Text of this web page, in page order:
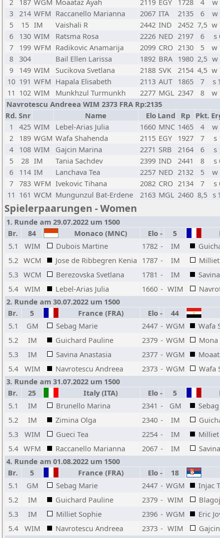
2
187 WGM Moaataz Ayah 2119 EGY 1728 4
w
3 214 WFM Raccanello Marianna 2067 ITA 2135 6
w
5
15 IM Vaishali R 2442 IND 2452 7,5 w
6
130 WIM Ratsma Rosa 2226 NED 2197 6
s
7
199 WFM Radikovic Anamarija 2099 CRO 2130 5
w
8 304 Bail Ellen Larissa 1892 BRA 1980 2,5 w
9
149 WIM Sucikova Svetlana 2188 SVK 2154 4,5 w
10 191 WFM Hapala Elisabeth 2113 AUT 1865 7
s
11 102 WIM Munkhzul Turmunkh 2277 MGL 2347 8
w
Navrotescu Andreea WIM 2373 FRA Rp:2135
Rd. Snr Name Elo Land Rp Pkt.
1
425 WIM Lebel-Arias Julia 1660 MNC 1465 4
w
2
189 WGM Wafa Shahenda 2115 EGY 1927 7
s
4
108 WIM Gajcin Marina 2271 SRB 2164 6
s
5
28 IM Tania Sachdev 2399 IND 2441 8
s
6
114 IM Lanchava Tea 2257 NED 2132 5
w
7 783 WFM Ivekovic Tihana 2082 CRO 2134 7
s
11 161 WCM Mungunzul Bat-Erdene 2163 MGL 2460 8,5 s
Spielerpaarungen - Women
1. Runde am 29.07.2022 um 1500
Br.
84 Monaco (MNC) Elo - 5
5.1
WIM Dubois Martine 1782 - IM
5.2 WCM Jose de Ribbegren Kenia 1787 - IM
5.3 WCM Berezovska Svetlana 1781 - IM
5.4
WIM Lebel-Arias Julia 1660 - WIM
2. Runde am 30.07.2022 um 1500
Br.
5 France (FRA) Elo - 44
5.1
GM Sebag Marie 2447 - WGM
Wafa
5.2
IM Guichard Pauline 2379 - WGM
Mona
5.3
IM Savina Anastasia 2377 - WGM
5.4
WIM Navrotescu Andreea 2373 - WGM
Wafa
3. Runde am 31.07.2022 um 1500
Br.
25 Italy (ITA) Elo - 5
5.1
IM Brunello Marina 2341 - GM
5.2
IM Zimina Olga 2340 - IM
5.3
WIM Gueci Tea 2254 - IM
5.4 WFM Raccanello Marianna 2067 - IM
4. Runde am 01.08.2022 um 1500
Br.
5 France (FRA) Elo - 18
5.1
GM Sebag Marie 2447 - WGM
Injac
5.2
IM Guichard Pauline 2379 - WIM
5.3
IM Milliet Sophie 2396 - WGM
Eric
5.4
WIM Navrotescu Andreea 2373 - WIM